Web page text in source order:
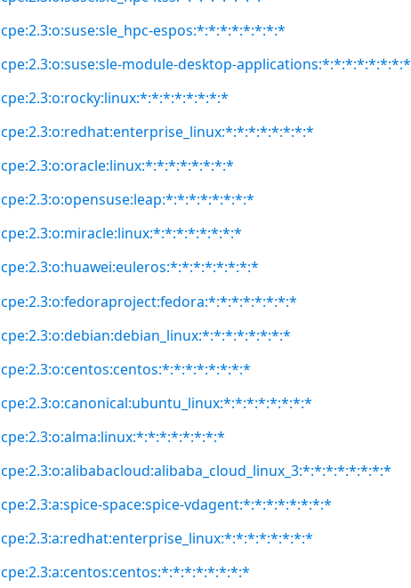
cpe:2.3:o:suse:sle_hpc-espos:*:*:*:*:*:*:*:*
cpe:2.3:o:suse:sle-module-desktop-applications:*:*:*:*:*:*:*:*
cpe:2.3:o:rocky:linux:*:*:*:*:*:*:*:*
cpe:2.3:o:redhat:enterprise_linux:*:*:*:*:*:*:*:*
cpe:2.3:o:oracle:linux:*:*:*:*:*:*:*:*
cpe:2.3:o:opensuse:leap:*:*:*:*:*:*:*:*
cpe:2.3:o:miracle:linux:*:*:*:*:*:*:*:*
cpe:2.3:o:huawei:euleros:*:*:*:*:*:*:*:*
cpe:2.3:o:fedoraproject:fedora:*:*:*:*:*:*:*:*
cpe:2.3:o:debian:debian_linux:*:*:*:*:*:*:*:*
cpe:2.3:o:centos:centos:*:*:*:*:*:*:*:*
cpe:2.3:o:canonical:ubuntu_linux:*:*:*:*:*:*:*:*
cpe:2.3:o:alma:linux:*:*:*:*:*:*:*:*
cpe:2.3:o:alibabacloud:alibaba_cloud_linux_3:*:*:*:*:*:*:*:*
cpe:2.3:a:spice-space:spice-vdagent:*:*:*:*:*:*:*:*
cpe:2.3:a:redhat:enterprise_linux:*:*:*:*:*:*:*:*
cpe:2.3:a:centos:centos:*:*:*:*:*:*:*:*